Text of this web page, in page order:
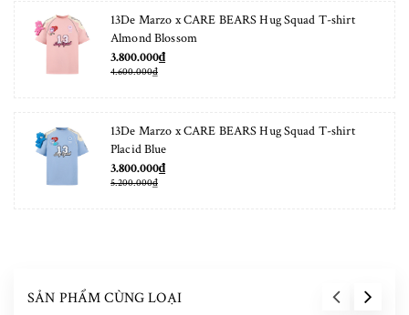
13De Marzo x CARE BEARS Hug Squad T-shirt
Almond Blossom
3.800.000₫
4.600.000₫
13De Marzo x CARE BEARS Hug Squad T-shirt
Placid Blue
3.800.000₫
5.200.000₫
SẢN PHẨM CÙNG LOẠI